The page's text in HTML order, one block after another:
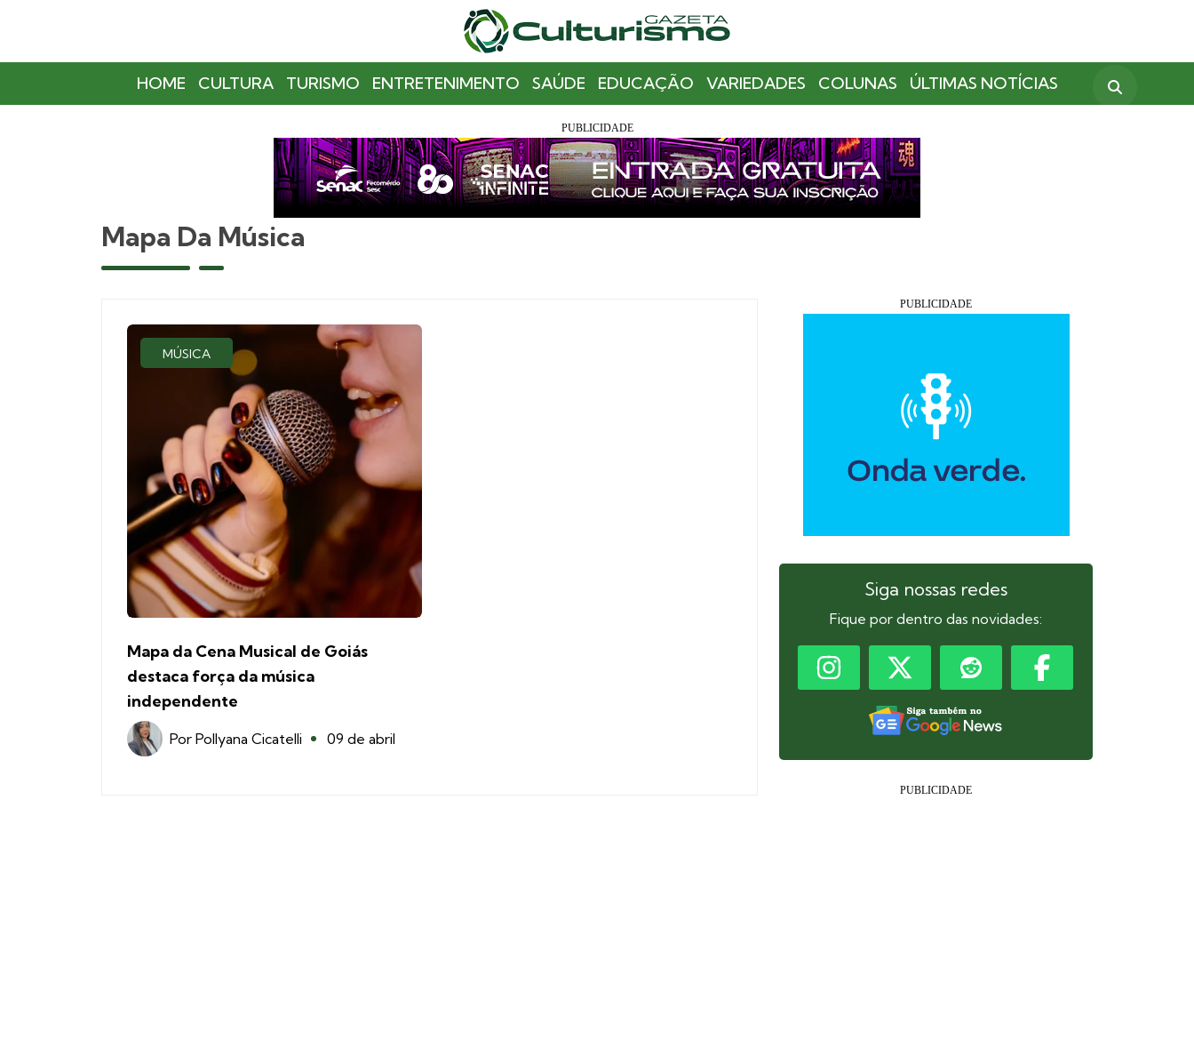
HOME CULTURA TURISMO ENTRETENIMENTO SAÚDE EDUCAÇÃO VARIEDADES COLUNAS ÚLTIMAS NOTÍCIAS
Mapa Da Música
MÚSICA
Mapa da Cena Musical de Goiás
destaca força da música
independente
Por Pollyana Cicatelli 09 de abril
Siga nossas redes
Fique por dentro das novidades: